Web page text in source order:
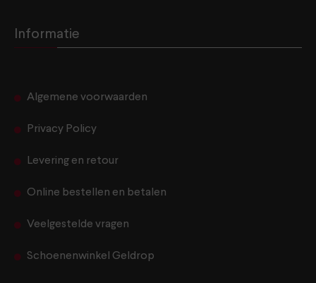
Informatie
Algemene voorwaarden
Privacy Policy
Levering en retour
Online bestellen en betalen
Veelgestelde vragen
Schoenenwinkel Geldrop